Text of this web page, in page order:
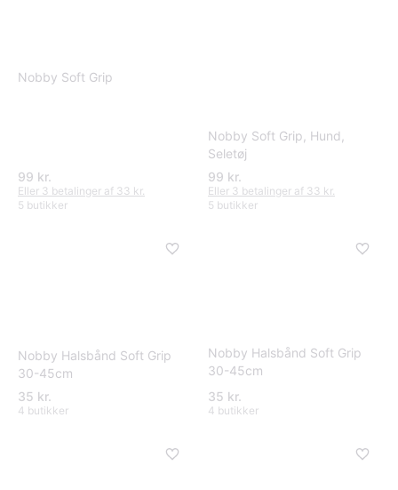
Nobby Soft Grip
99 kr.
Eller 3 betalinger af 33 kr.
5 butikker
Nobby Soft Grip, Hund,
Seletøj
99 kr.
Eller 3 betalinger af 33 kr.
5 butikker
Nobby Halsbånd Soft Grip
30-45cm
35 kr.
4 butikker
Nobby Halsbånd Soft Grip
30-45cm
35 kr.
4 butikker